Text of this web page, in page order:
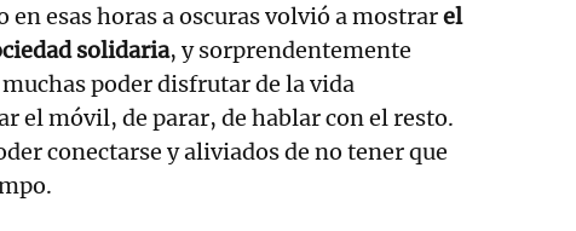
en esas horas a oscuras volvió a mostrarel
solidaria, y sorprendentemente
poder disfrutar de la vida
el móvil, de parar, de hablar con el resto.
conectarse y aliviados de no tener que